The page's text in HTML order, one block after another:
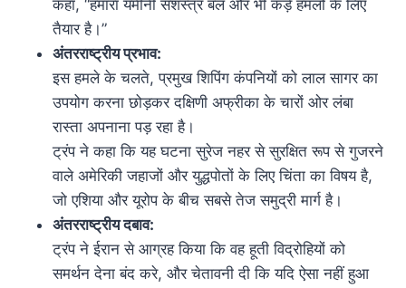
कहा, “हमारा यमीनी सशस्त्र बल और भी कड़े हमलों के लिए
तैयार है।”
अंतरराष्ट्रीय प्रभाव:
इस हमले के चलते, प्रमुख शिपिंग कंपनियों को लाल सागर का
उपयोग करना छोड़कर दक्षिणी अफ्रीका के चारों ओर लंबा
रास्ता अपनाना पड़ रहा है।
ट्रंप ने कहा कि यह घटना सुरेज नहर से सुरक्षित रूप से गुजरने
वाले अमेरिकी जहाजों और युद्धपोतों के लिए चिंता का विषय है,
जो एशिया और यूरोप के बीच सबसे तेज समुद्री मार्ग है।
अंतरराष्ट्रीय दबाव:
ट्रंप ने ईरान से आग्रह किया कि वह हूती विद्रोहियों को
समर्थन देना बंद करे, और चेतावनी दी कि यदि ऐसा नहीं हुआ